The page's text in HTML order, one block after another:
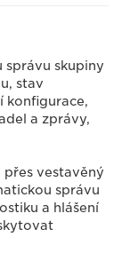
skupiny
stav
konfigurace,
a zprávy,
přes vestavěný
správu
a hlášení